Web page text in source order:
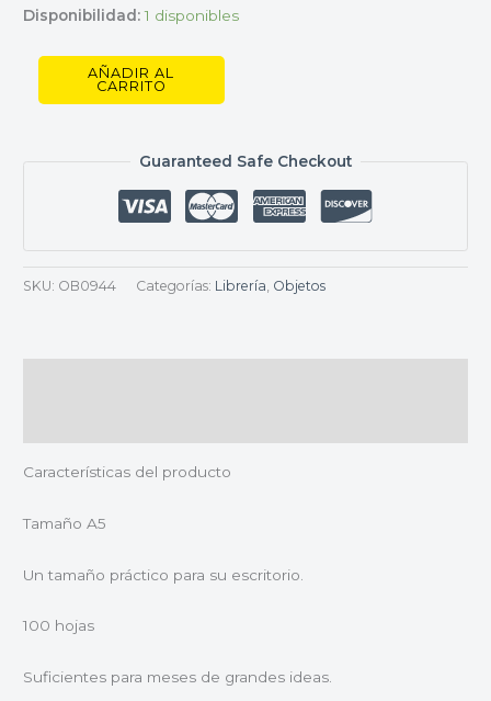
Disponibilidad: 1 disponibles
AÑADIR AL
CARRITO
Guaranteed Safe Checkout
SKU: OB0944 Categorías: Librería, Objetos
Características del producto
Tamaño A5
Un tamaño práctico para su escritorio.
100 hojas
Suficientes para meses de grandes ideas.